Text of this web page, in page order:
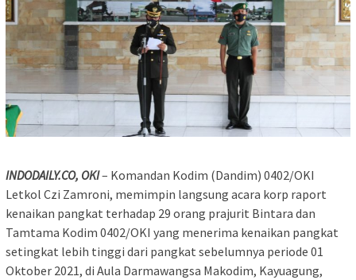
INDODAILY.CO, OKI– Komandan Kodim (Dandim) 0402/OKI
Letkol Czi Zamroni, memimpin langsung acara korp raport
kenaikan pangkat terhadap 29 orang prajurit Bintara dan
Tamtama Kodim 0402/OKI yang menerima kenaikan pangkat
setingkat lebih tinggi dari pangkat sebelumnya periode 01
Oktober 2021, di Aula Darmawangsa Makodim, Kayuagung,